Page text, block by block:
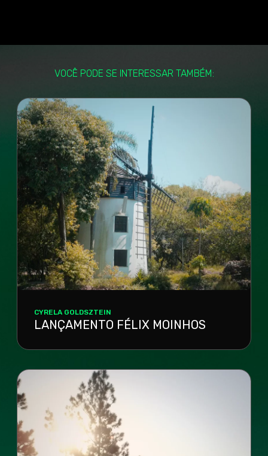
VOCÊ PODE SE INTERESSAR TAMBÉM:
CYRELA GOLDSZTEIN
LANÇAMENTO FÉLIX MOINHOS